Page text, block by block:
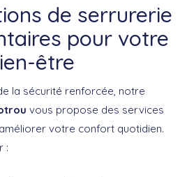
de serrurerie
pour votre
être
la sécurité renforcée, notre
vous propose des services
votre confort quotidien.
: